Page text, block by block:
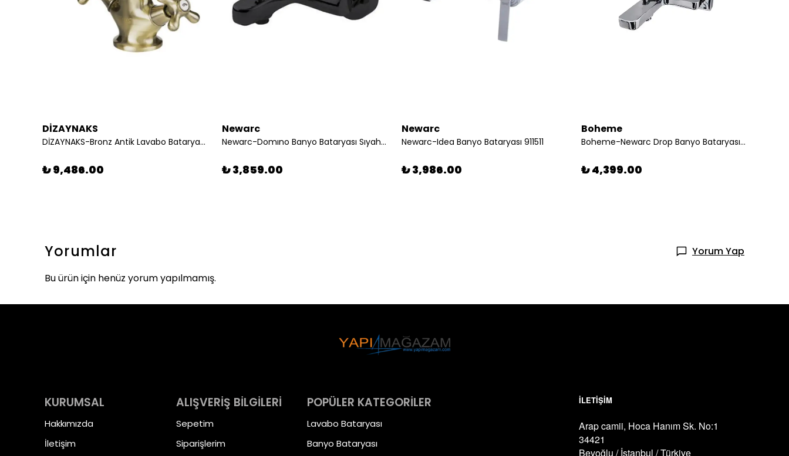
DİZAYNAKS
DİZAYNAKS-Bronz Antik Lavabo Bataryası 290525
₺ 9,486.00
Newarc
Newarc-Domıno Banyo Bataryası Sıyah 971511b
₺ 3,859.00
Newarc
Newarc-Idea Banyo Bataryası 911511
₺ 3,986.00
Boheme
Boheme-Newarc Drop Banyo Bataryası Krom
₺ 4,399.00
Yorumlar
Yorum Yap
Bu ürün için henüz yorum yapılmamış.
KURUMSAL
Hakkımızda
İletişim
ALIŞVERİŞ BİLGİLERİ
Sepetim
Siparişlerim
POPÜLER KATEGORİLER
Lavabo Bataryası
Banyo Bataryası
İLETİŞİM
Arap camii, Hoca Hanım Sk. No:1
34421
Beyoğlu / İstanbul / Türkiye